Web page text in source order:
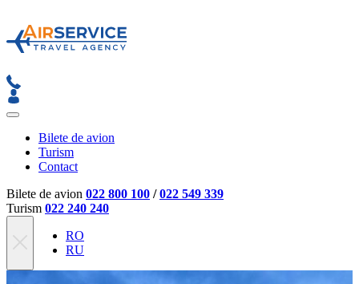
Bilete de avion
Turism
Contact
Bilete de avion 022 800 100 /022 549 339
Turism 022 240 240
RO
RU